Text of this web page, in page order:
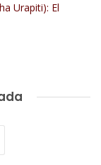
Urapiti): El